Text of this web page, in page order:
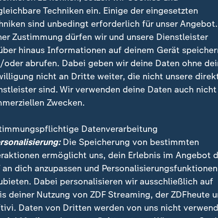
Niko Kovac und die Herausforderungen auf dem
mit Raphinha
die Basken ist Pflicht. "Wir sind sehr
Sebastian Kehl.
Wettbewerb, da will er Tore
Sportdirektor
24/25 erzielte Guirassy für Dortmund 13
konnte da mithalten. Auch Karim Adeyemi und
Techniken ein. Einige der eingesetzten
sind unbedingt erforderlich für unser
Zustimmung dürfen wir und unsere Dienstleister
hinaus Informationen auf deinem Gerät
oder abrufen. Dabei geben wir deine Daten ohne
nicht an Dritte weiter, die nicht unsere
sind. Wir verwenden deine Daten auch nicht
Zwecken.
Datenverarbeitung
Die Speicherung von bestimmten
ermöglicht uns, dein Erlebnis im Angebot
an dich anzupassen und Personalisierungsfunktionen
Dabei personalisieren wir ausschließlich auf
deiner Nutzung von ZDF Streaming, der ZDFheute
Daten von Dritten werden von uns nicht